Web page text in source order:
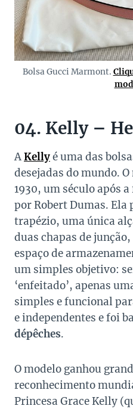
Bolsa Gucci Marmont.
04. Kelly –
AKellyé uma das
desejadas do mundo.
1930, um século após
por Robert Dumas. Ela
trapézio, uma única
duas chapas de
espaço de
um simples objetivo:
‘enfeitado’, apenas
simples e funcional
e independentes e foi
dépêches.
O modelo ganhou
reconhecimento
Princesa Grace Kelly